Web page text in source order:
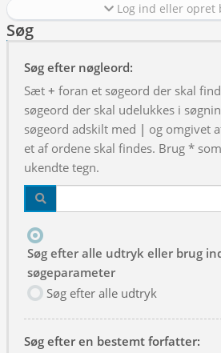
Log ind eller opret
Søg
Søg efter nøgleord:
Sæt + foran et søgeord der skal
søgeord der skal udelukkes i
søgeord adskilt med | og omgivet
et af ordene skal findes. Brug *
ukendte tegn.
Søg efter alle udtryk eller brug
søgeparameter
Søg efter alle udtryk
Søg efter en bestemt forfatter: